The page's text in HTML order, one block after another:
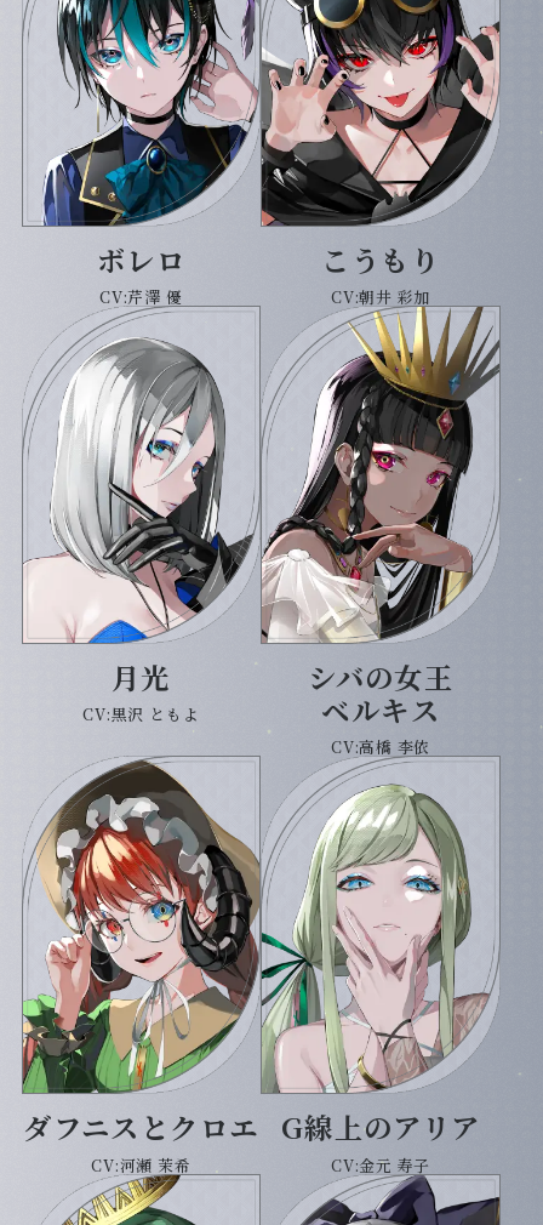
ボレロ
CV:芹澤 優
こうもり
CV:朝井 彩加
月光
CV:黒沢 ともよ
シバの女王
ベルキス
CV:高橋 李依
ダフニスとクロエ
CV:河瀬 茉希
G線上のアリア
CV:金元 寿子